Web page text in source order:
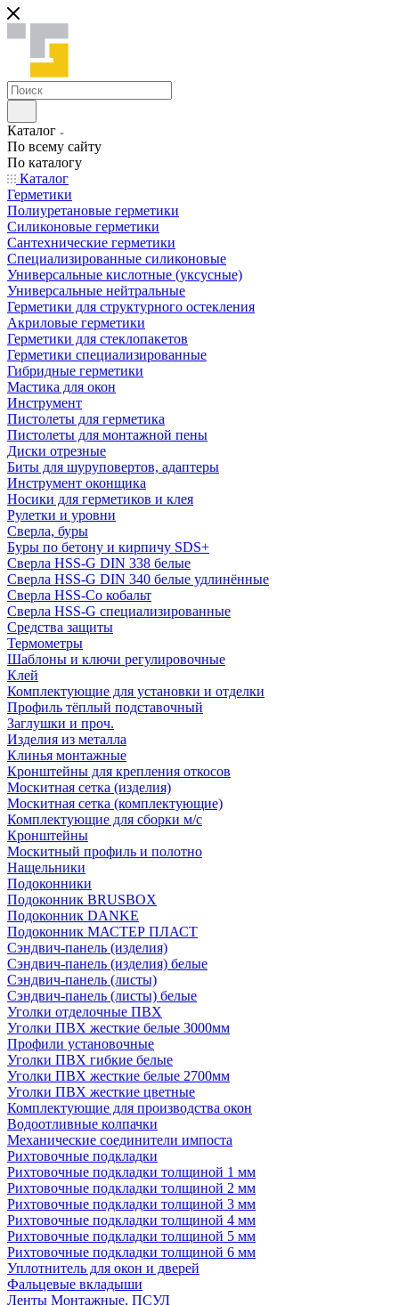
Каталог
По всему сайту
По каталогу
Каталог
Герметики
Полиуретановые герметики
Силиконовые герметики
Сантехнические герметики
Специализированные силиконовые
Универсальные кислотные (уксусные)
Универсальные нейтральные
Герметики для структурного остекления
Акриловые герметики
Герметики для стеклопакетов
Герметики специализированные
Гибридные герметики
Мастика для окон
Инструмент
Пистолеты для герметика
Пистолеты для монтажной пены
Диски отрезные
Биты для шуруповертов, адаптеры
Инструмент оконщика
Носики для герметиков и клея
Рулетки и уровни
Сверла, буры
Буры по бетону и кирпичу SDS+
Сверла HSS-G DIN 338 белые
Сверла HSS-G DIN 340 белые удлинённые
Сверла HSS-Co кобальт
Сверла HSS-G специализированные
Средства защиты
Термометры
Шаблоны и ключи регулировочные
Клей
Комплектующие для установки и отделки
Профиль тёплый подставочный
Заглушки и проч.
Изделия из металла
Клинья монтажные
Кронштейны для крепления откосов
Москитная сетка (изделия)
Москитная сетка (комплектующие)
Комплектующие для сборки м/с
Кронштейны
Москитный профиль и полотно
Нащельники
Подоконники
Подоконник BRUSBOX
Подоконник DANKE
Подоконник МАСТЕР ПЛАСТ
Сэндвич-панель (изделия)
Сэндвич-панель (изделия) белые
Сэндвич-панель (листы)
Сэндвич-панель (листы) белые
Уголки отделочные ПВХ
Уголки ПВХ жесткие белые 3000мм
Профили установочные
Уголки ПВХ гибкие белые
Уголки ПВХ жесткие белые 2700мм
Уголки ПВХ жесткие цветные
Комплектующие для производства окон
Водоотливные колпачки
Механические соединители импоста
Рихтовочные подкладки
Рихтовочные подкладки толщиной 1 мм
Рихтовочные подкладки толщиной 2 мм
Рихтовочные подкладки толщиной 3 мм
Рихтовочные подкладки толщиной 4 мм
Рихтовочные подкладки толщиной 5 мм
Рихтовочные подкладки толщиной 6 мм
Уплотнитель для окон и дверей
Фальцевые вкладыши
Ленты Монтажные, ПСУЛ